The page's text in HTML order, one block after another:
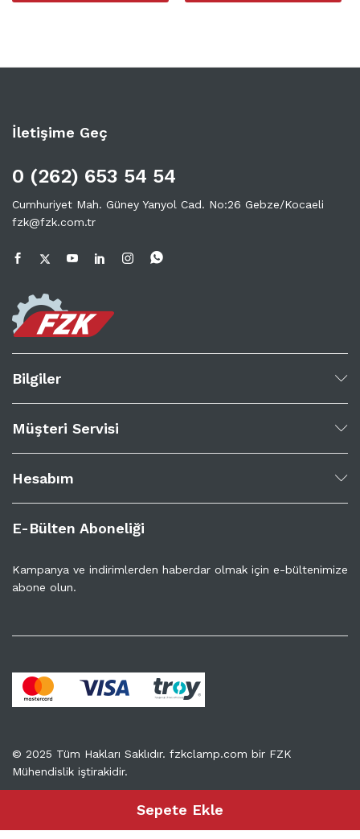
Sepete Ekle
İletişime Geç
0 (262) 653 54 54
Cumhuriyet Mah. Güney Yanyol Cad. No:26 Gebze/Kocaeli
fzk@fzk.com.tr
Bilgiler
Müşteri Servisi
Hesabım
E-Bülten Aboneliği
Kampanya ve indirimlerden haberdar olmak için e-bültenimize
abone olun.
© 2025 Tüm Hakları Saklıdır. fzkclamp.com bir FZK
Mühendislik iştirakidir.